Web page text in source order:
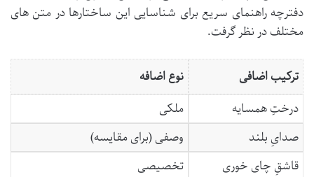
دفترچه راهنمای سریع برای شناسایی این ساختارها در متن های
مختلف در نظر گرفت.
ترکیب اضافی
نوع اضافه
درختِ همسایه
ملکی
صدایِ بلند
وصفی (برای مقایسه)
قاشقِ چای خوری
تخصیصی